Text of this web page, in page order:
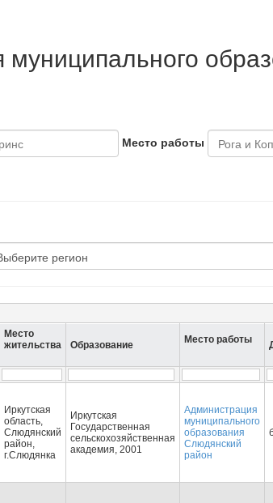
Место работы
Место
жительства
Образование Место работы
Иркутская
область,
Слюдянский
район,
г.Слюдянка
Иркутская
Государственная
сельскохозяйственная
академия, 2001
Администрация
муниципального
образования
Слюдянский
район